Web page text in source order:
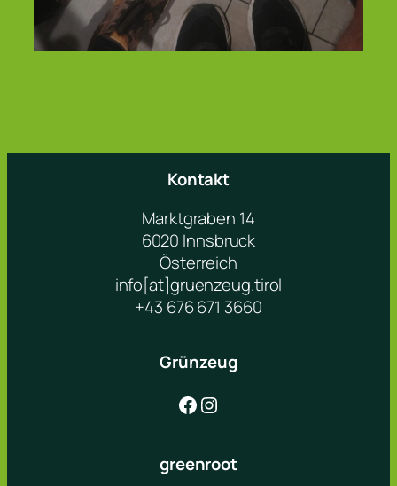
Kontakt
Marktgraben 14
6020 Innsbruck
Österreich
info[at]gruenzeug.tirol
+43 676 671 3660
Grünzeug
Facebook Instagram
greenroot